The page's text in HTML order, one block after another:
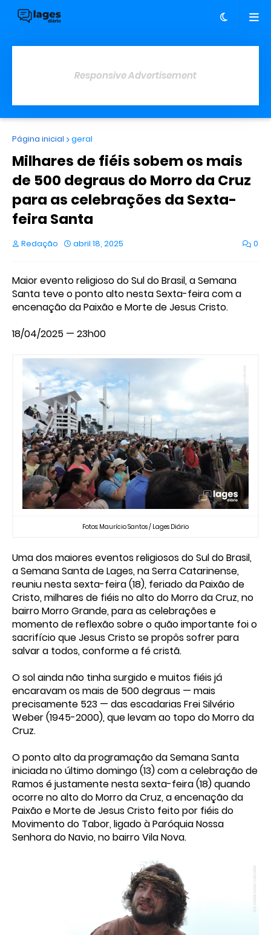
Responsive Advertisement
Página inicial geral
Milhares de fiéis sobem os mais
de 500 degraus do Morro da Cruz
para as celebrações da Sexta-
feira Santa
Redação abril 18, 2025 0
Maior evento religioso do Sul do Brasil, a Semana
Santa teve o ponto alto nesta Sexta-feira com a
encenação da Paixão e Morte de Jesus Cristo.
18/04/2025 — 23h00
Fotos: Maurício Santos / Lages Diário
Uma dos maiores eventos religiosos do Sul do Brasil,
a Semana Santa de Lages, na Serra Catarinense,
reuniu nesta sexta-feira (18), feriado da Paixão de
Cristo, milhares de fiéis no alto do Morro da Cruz, no
bairro Morro Grande, para as celebrações e
momento de reflexão sobre o quão importante foi o
sacrifício que Jesus Cristo se propôs sofrer para
salvar a todos, conforme a fé cristã.
O sol ainda não tinha surgido e muitos fiéis já
encaravam os mais de 500 degraus — mais
precisamente 523 — das escadarias Frei Silvério
Weber (1945-2000), que levam ao topo do Morro da
Cruz.
O ponto alto da programação da Semana Santa
iniciada no último domingo (13) com a celebração de
Ramos é justamente nesta sexta-feira (18) quando
ocorre no alto do Morro da Cruz, a encenação da
Paixão e Morte de Jesus Cristo feito por fiéis do
Movimento do Tabor, ligado à Paróquia Nossa
Senhora do Navio, no bairro Vila Nova.